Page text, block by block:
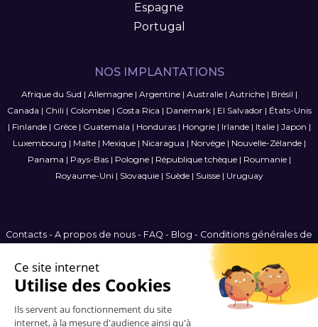
Espagne
Portugal
NOS IMPLANTATIONS
Afrique du Sud | Allemagne| Argentine| Australie| Autriche| Brésil |
Canada | Chili | Colombie| Costa Rica | Danemark| El Salvador| États-Unis
| Finlande| Grèce| Guatemala | Honduras| Hongrie| Irlande| Italie| Japon |
Luxembourg | Malte| Mexique| Nicaragua | Norvège| Nouvelle-Zélande|
Panama | Pays-Bas| Pologne| République tchèque| Roumanie|
Royaume-Uni | Slovaquie| Suède| Suisse| Uruguay
Contacts - A propos de nous - FAQ - Blog - Conditions générales de
Politique de confidentialité-Plan du site